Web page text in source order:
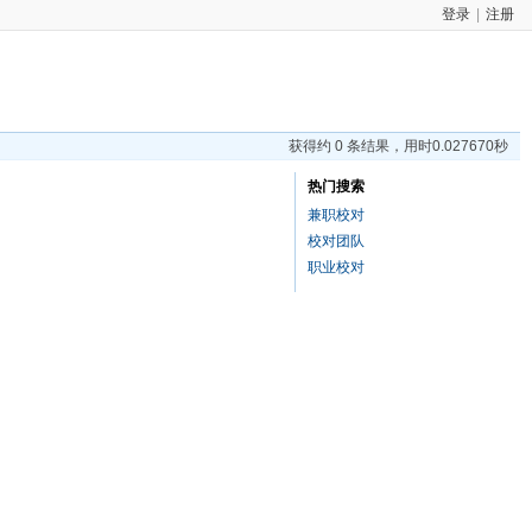
登录 注册
获得约 0 条结果，用时0.027670秒
热门搜索
兼职校对
校对团队
职业校对